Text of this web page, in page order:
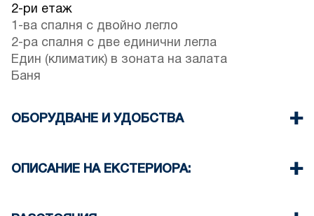
2-ри етаж
1-ва спалня с двойно легло
2-ра спалня с две единични легла
Един (климатик) в зоната на залата
Баня
ОБОРУДВАНЕ И УДОБСТВА
Два климатика
Пералня
ОПИСАНИЕ НА ЕКСТЕРИОРА:
Обществена градина